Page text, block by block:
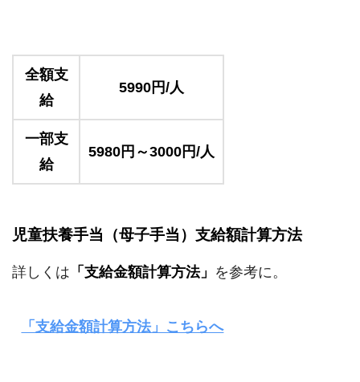
全額支
給
5990円/人
一部支
給
5980円～3000円/人
児童扶養手当（母子手当）支給額計算方法
詳しくは 「支給金額計算方法」 を参考に。
「支給金額計算方法」こちらへ